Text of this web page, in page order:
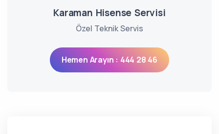
Karaman Hisense Servisi
Özel Teknik Servis
Hemen Arayın : 444 28 46